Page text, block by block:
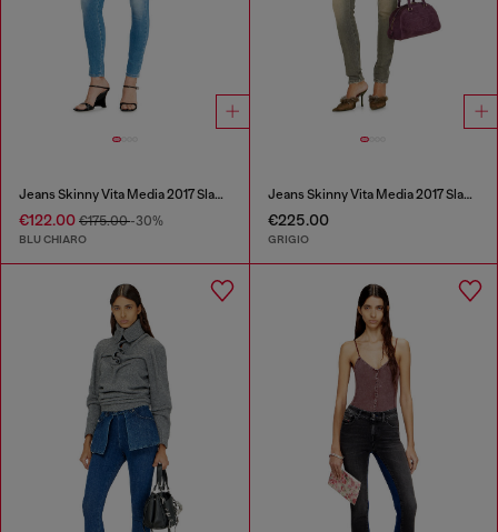
Jeans Skinny Vita Media 2017 Slandy
€122.00 €175.00-30%
BLU CHIARO
Jeans Skinny Vita Media 2017 Slandy
€225.00
GRIGIO